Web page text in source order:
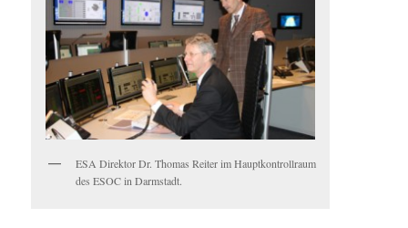
ESA Direktor Dr. Thomas Reiter im Hauptkontrollraum
des ESOC in Darmstadt.